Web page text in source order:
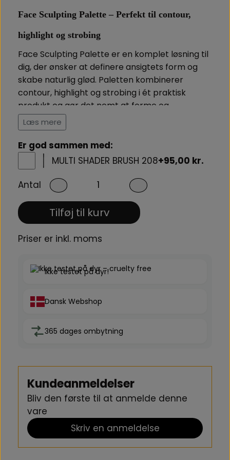
Face Sculpting Palette – Perfekt til contour,
highlight og strobing
Face Sculpting Palette er en komplet løsning til
dig, der ønsker at definere ansigtets form og
skabe naturlig glød. Paletten kombinerer
contour, highlight og strobing i ét praktisk
produkt og gør det nemt at forme og
fremhæve dine træk. Med tre perfekt
afstemte nuancer får du alt, hvad du behøver til
at skabe en fejlfri base – uanset om du går
efter et diskret hverdagslook eller en mere
markeret aftenmakeup.
Den silkebløde tekstur og høje farveintensitet
gør det nemt at blende farverne ud og
opbygge det ønskede resultat, trin for trin.
Alt, hvad du behøver til contour og highlight
2 matte nuancer , perfekte til contour og highlight
1 skinnende highlighter
Langtidsholdbar formel
Velegnet til alle hudtoner
Velegnet til alle hudtoner
Uanset om du har lys, medium eller mørk hud,
tilpasser nuancerne sig smukt til din hudtone og
giver et naturligt og elegant udtryk. Den
Læs mere
Er god sammen med:
MULTI SHADER BRUSH 208+95,00 kr.
Antal
Tilføj til kurv
Priser er inkl. moms
Ikke testet på dyr!
Dansk Webshop
365 dages ombytning
Kundeanmeldelser
Bliv den første til at anmelde denne
vare
Skriv en anmeldelse